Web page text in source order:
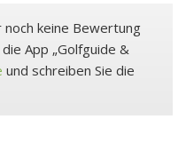
keine Bewertung
App „Golfguide &
und schreiben Sie die